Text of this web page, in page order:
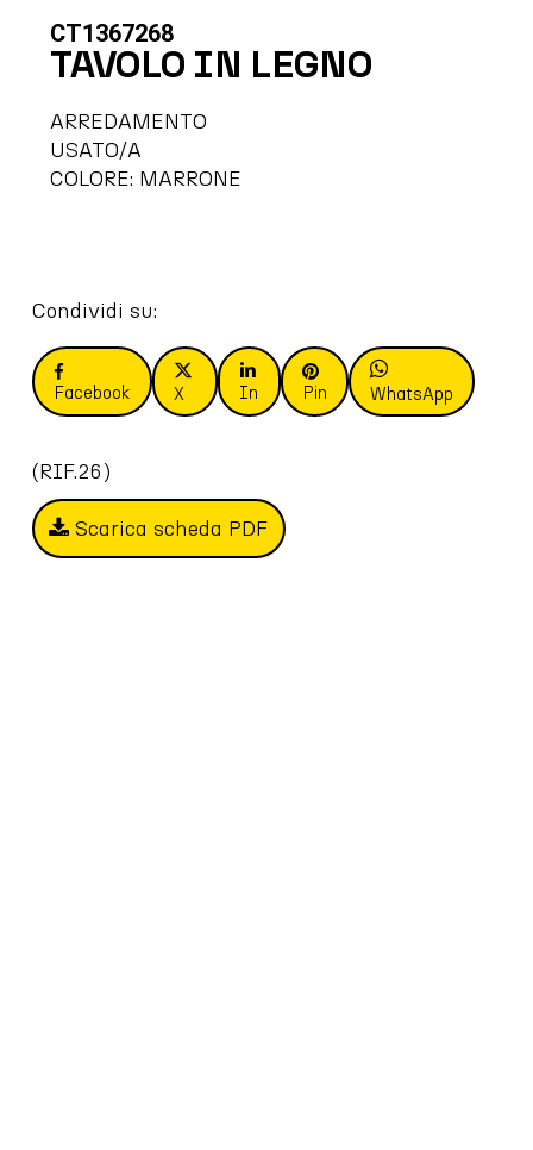
CT1367268
TAVOLO IN LEGNO
ARREDAMENTO
USATO/A
COLORE: MARRONE
Condividi su:
Facebook X In Pin WhatsApp
(RIF.26)
Scarica scheda PDF